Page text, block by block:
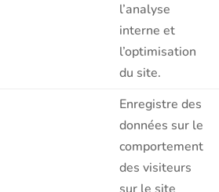
l’analyse
interne et
l’optimisation
du site.
Enregistre des
données sur le
comportement
des visiteurs